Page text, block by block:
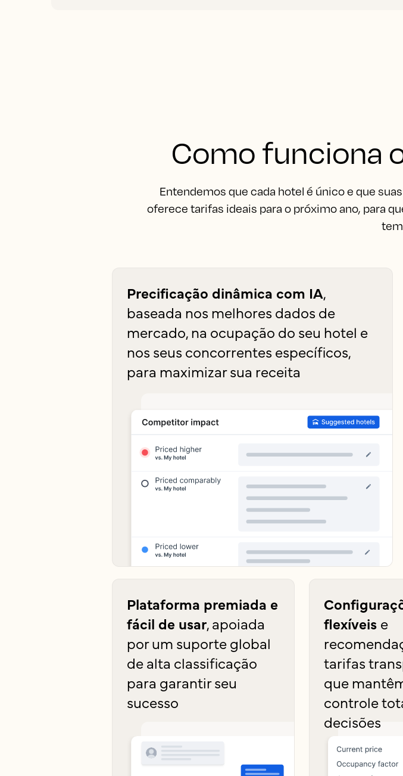
Como funciona
Entendemos que cada hotel é único e que
oferece tarifas ideais para o próximo ano, para
Precificação dinâmica com IA,
baseada nos melhores dados de
mercado, na ocupação do seu hotel e
nos seus concorrentes específicos,
para maximizar sua receita
Plataforma premiada e
fácil de usar, apoiada
por um suporte global
de alta classificação
para garantir seu
sucesso
flexíveis e
tarifas
que
controle
decisões